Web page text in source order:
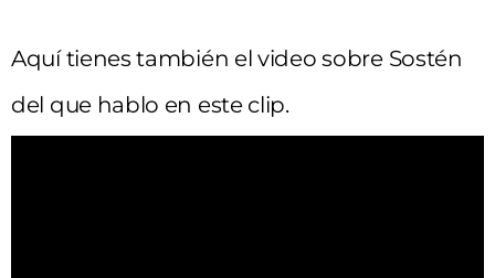
Aquí tienes también el video sobre Sostén
del que hablo en este clip.